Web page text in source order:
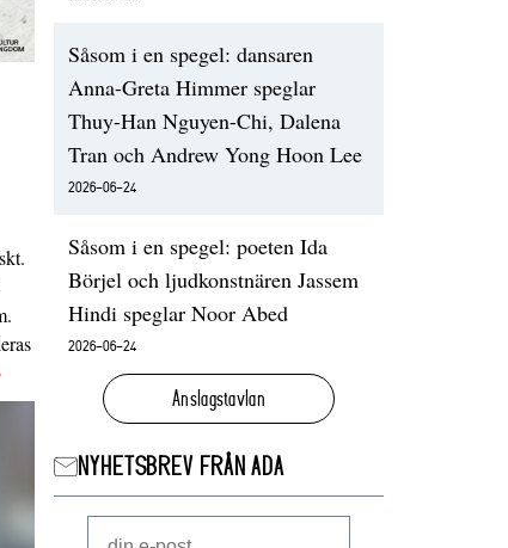
Såsom i en spegel: dansaren
Anna-Greta Himmer speglar
Thuy-Han Nguyen-Chi, Dalena
Tran och Andrew Yong Hoon Lee
2026-06-24
Såsom i en spegel: poeten Ida
Börjel och ljudkonstnären Jassem
Hindi speglar Noor Abed
2026-06-24
Anslagstavlan
NYHETSBREV FRÅN ADA